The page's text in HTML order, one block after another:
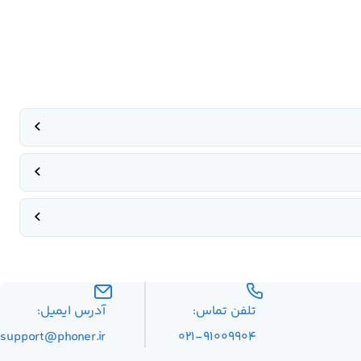
تلفن تماس:
۰۲۱-۹۱۰۰۹۹۰۴
آدرس ایمیل:
support@phoner.ir